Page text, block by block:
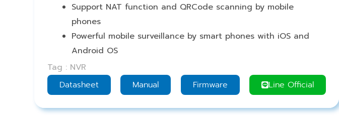
Support NAT function and QRCode scanning by mobile
phones
Powerful mobile surveillance by smart phones with iOS and
Android OS
Tag : NVR
Datasheet
Manual Firmware Line Official